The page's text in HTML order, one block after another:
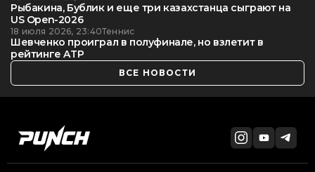
Рыбакина, Бублик и еще три казахстанца сыграют на
US Open-2026
18 июля 2026, 23:40Теннис
Шевченко проиграл в полуфинале, но взлетит в
рейтинге ATP
ВСЕ НОВОСТИ